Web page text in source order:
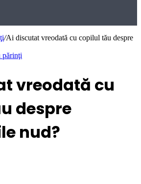
/Ai discutat vreodată cu copilul tău despre
părinţi
vreodată cu
despre
nud?